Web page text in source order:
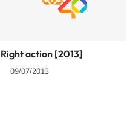
Right action [2013]
09/07/2013